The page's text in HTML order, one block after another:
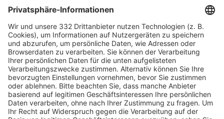
HÄUFIG BESUCHTE SEITEN
Pässe und Vereinswechsel
Trainerausbildung
Schulungsangebot Vereinsmitarbeiter
BFV-Geschäftsstellen
Trainerbörse